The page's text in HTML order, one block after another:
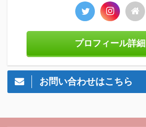
プロフィール詳細
お問い合わせはこちら